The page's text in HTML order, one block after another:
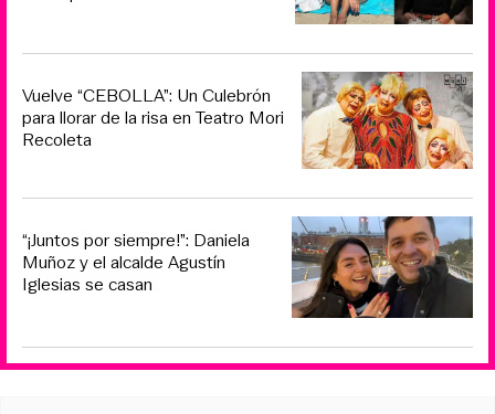
Vuelve “CEBOLLA”: Un Culebrón
para llorar de la risa en Teatro Mori
Recoleta
“¡Juntos por siempre!”: Daniela
Muñoz y el alcalde Agustín
Iglesias se casan